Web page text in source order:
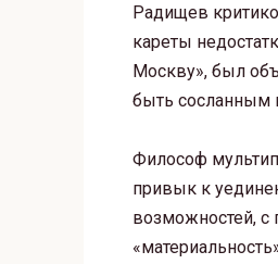
Радищев
кареты
Москву», был
быть сосланным
Философ
привык к
возможностей, с